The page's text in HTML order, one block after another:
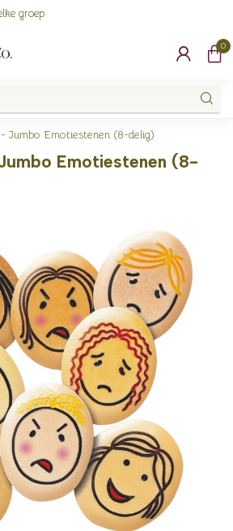
groep
0
Jumbo Emotiestenen (8-delig)
Emotiestenen (8-